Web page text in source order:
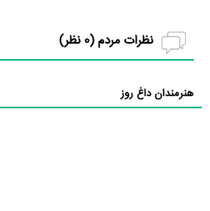
نظرات مردم (0 نظر)
هنرمندان داغ روز